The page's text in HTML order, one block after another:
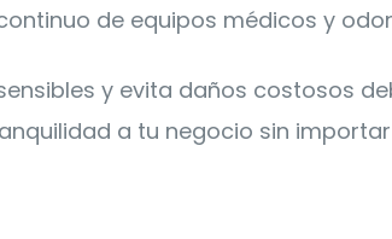
de equipos médicos y
y evita daños costosos
a tu negocio sin